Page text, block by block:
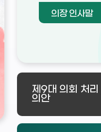
의장 인사말
제9대 의회 처리
의안